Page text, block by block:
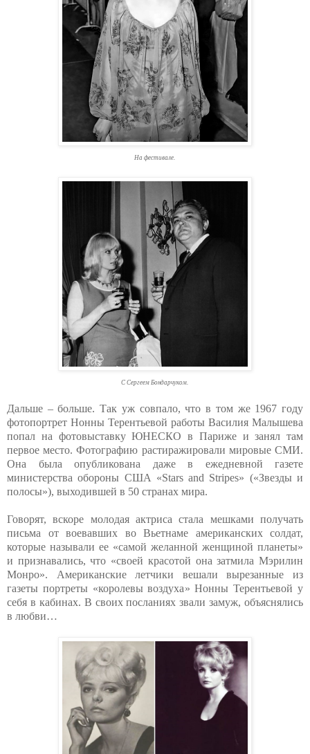
На фестивале.
С Сергеем Бондарчуком.
Дальше – больше. Так уж совпало, что в том же 1967 году
фотопортрет Нонны Терентьевой работы Василия Малышева
попал на фотовыставку ЮНЕСКО в Париже и занял там
первое место. Фотографию растиражировали мировые СМИ.
Она была опубликована даже в ежедневной газете
министерства обороны США «Stars and Stripes» («Звезды и
полосы»), выходившей в 50 странах мира.
Говорят, вскоре молодая актриса стала мешками получать
письма от воевавших во Вьетнаме американских солдат,
которые называли ее «самой желанной женщиной планеты»
и признавались, что «своей красотой она затмила Мэрилин
Монро». Американские летчики вешали вырезанные из
газеты портреты «королевы воздуха» Нонны Терентьевой у
себя в кабинах. В своих посланиях звали замуж, объяснялись
в любви…